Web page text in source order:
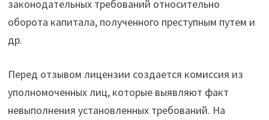
законодательных требований относительно
оборота капитала, полученного преступным путем и
др.
Перед отзывом лицензии создается комиссия из
уполномоченных лиц, которые выявляют факт
невыполнения установленных требований. На